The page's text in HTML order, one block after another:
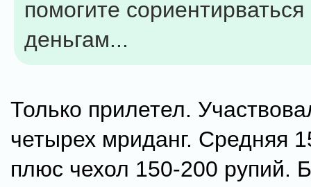
помогите сориентирваться
деньгам...
Только прилетел.
четырех мриданг. Средняя
плюс чехол 150-200 рупий.